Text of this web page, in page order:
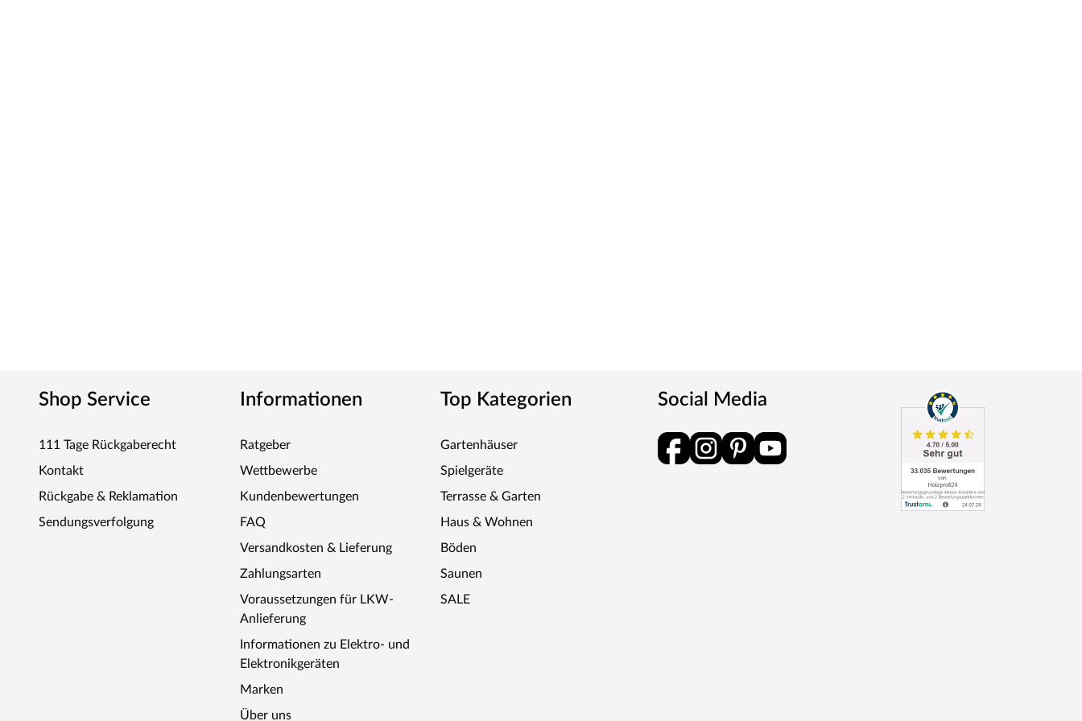
Shop Service
111 Tage Rückgaberecht
Kontakt
Rückgabe & Reklamation
Sendungsverfolgung
Informationen
Ratgeber
Wettbewerbe
Kundenbewertungen
FAQ
Versandkosten & Lieferung
Zahlungsarten
Voraussetzungen für LKW-
Anlieferung
Informationen zu Elektro- und
Elektronikgeräten
Marken
Über uns
Top Kategorien
Gartenhäuser
Spielgeräte
Terrasse & Garten
Haus & Wohnen
Böden
Saunen
SALE
Social Media